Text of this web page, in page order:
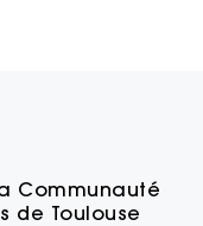
Communauté
de Toulouse